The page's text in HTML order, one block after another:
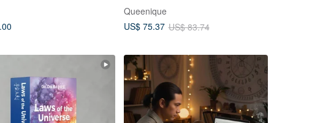
Queenique
US$ 75.37 US$ 83.74